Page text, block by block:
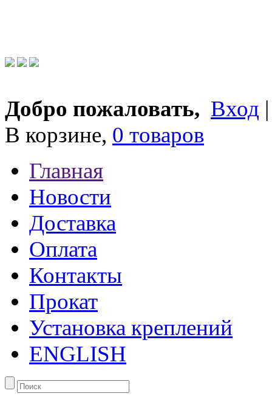
Добро пожаловать, Вход
В корзине, 0 товаров
Главная
Новости
Доставка
Оплата
Контакты
Прокат
Установка креплений
ENGLISH